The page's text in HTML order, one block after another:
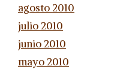
agosto 2010
julio 2010
junio 2010
mayo 2010